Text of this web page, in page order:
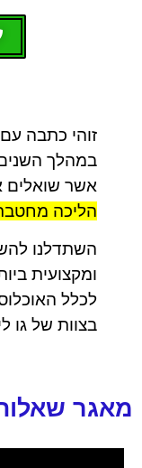
זוהי כתבה
במהלך
אשר שואלים
הליכה
השתדלנו
ומקצועית
לכלל
בצוות של גו
מאגר